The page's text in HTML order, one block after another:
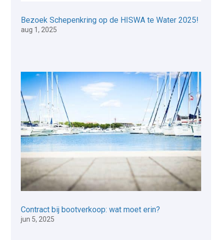
Bezoek Schepenkring op de HISWA te Water 2025!
aug 1, 2025
Contract bij bootverkoop: wat moet erin?
jun 5, 2025